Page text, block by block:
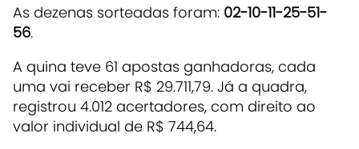
As dezenas sorteadas foram: 02-10-11-25-51-
56.
A quina teve 61 apostas ganhadoras, cada
uma vai receber R$ 29.711,79. Já a quadra,
registrou 4.012 acertadores, com direito ao
valor individual de R$ 744,64.